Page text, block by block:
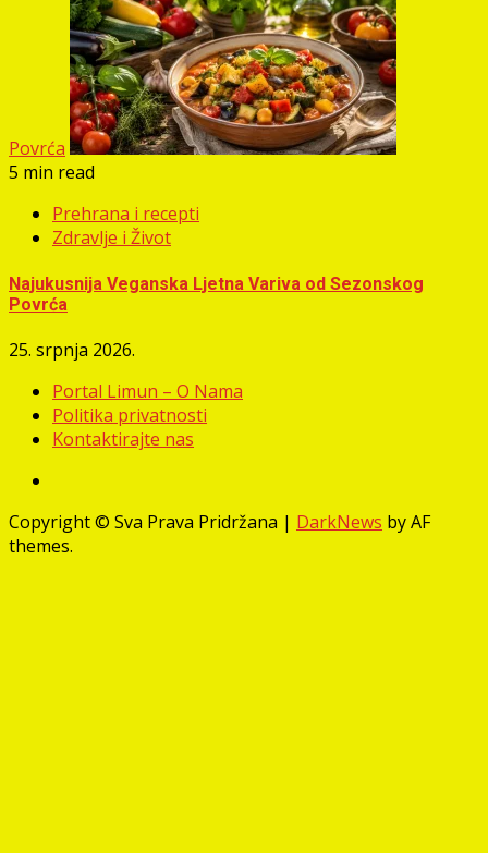
Povrća
5 min read
Prehrana i recepti
Zdravlje i Život
Najukusnija Veganska Ljetna Variva od Sezonskog
Povrća
25. srpnja 2026.
Portal Limun – O Nama
Politika privatnosti
Kontaktirajte nas
Copyright © Sva Prava Pridržana | DarkNews by AF
themes.